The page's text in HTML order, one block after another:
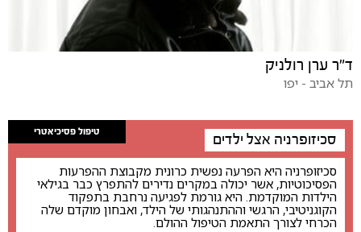
ד״ר ערן רולניק
תל אביב - יפו
טיפול פסיכיאטרי סכיזופרניה אצל ילדים
סכיזופרניה היא הפרעה נפשית כרונית מקבוצת ההפרעות
הפסיכוטיות, אשר יכולה במקרים נדירים להתפרץ כבר בגילאי
הילדות המוקדמת. היא גורמת לפגיעה נרחבת בתפקוד
הקוגניטיבי, הרגשי וההתנהגותי של הילד, ואבחון מוקדם שלה
הכרחי לצורך התאמת הטיפול ההולם.